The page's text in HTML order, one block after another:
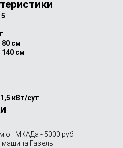
5
80 см
140 см
кВт/сут
от МКАДа - 5000 руб.
машина Газель